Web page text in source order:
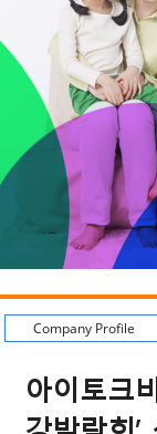
Company Profile
아이토크